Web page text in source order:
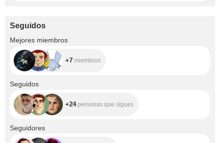
Seguidos
Mejores miembros
+7 miembros
Seguidos
+24personas que sigues
Seguidores